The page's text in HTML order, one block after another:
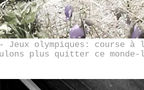
Jeux olympiques: course
plus quitter ce